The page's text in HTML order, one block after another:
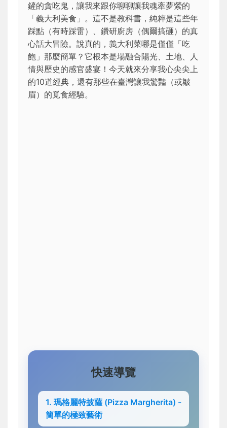
鏟的貪吃鬼，讓我來跟你聊聊讓我魂牽夢縈的
「義大利美食」。這不是教科書，純粹是這些年
踩點（有時踩雷）、鑽研廚房（偶爾搞砸）的真
心話大冒險。說真的，義大利菜哪是僅僅「吃
飽」那麼簡單？它根本是場融合陽光、土地、人
情與歷史的感官盛宴！今天就來分享我心尖尖上
的10道經典，還有那些在臺灣讓我驚豔（或皺
眉）的覓食經驗。
快速導覽
1. 瑪格麗特披薩 (Pizza Margherita) -
簡單的極致藝術